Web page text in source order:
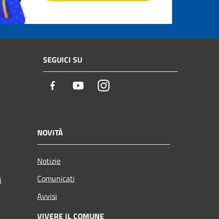
SEGUICI SU
Facebook YoutubeInstagram
NOVITÀ
Notizie
Comunicati
Avvisi
VIVERE IL COMUNE